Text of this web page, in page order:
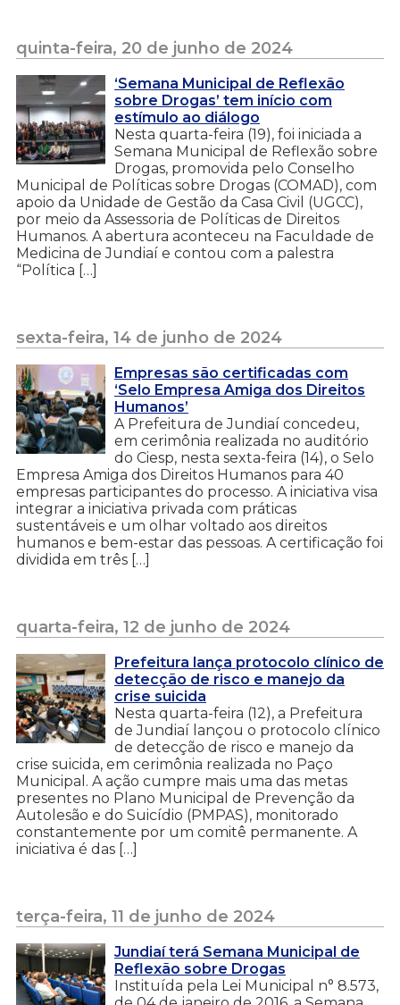
quinta-feira, 20 de junho de 2024
‘Semana Municipal de Reflexão
sobre Drogas’ tem início com
estímulo ao diálogo
Nesta quarta-feira (19), foi iniciada a
Semana Municipal de Reflexão sobre
Drogas, promovida pelo Conselho
Municipal de Políticas sobre Drogas (COMAD), com
apoio da Unidade de Gestão da Casa Civil (UGCC),
por meio da Assessoria de Políticas de Direitos
Humanos. A abertura aconteceu na Faculdade de
Medicina de Jundiaí e contou com a palestra
“Política […]
sexta-feira, 14 de junho de 2024
Empresas são certificadas com
‘Selo Empresa Amiga dos Direitos
Humanos’
A Prefeitura de Jundiaí concedeu,
em cerimônia realizada no auditório
do Ciesp, nesta sexta-feira (14), o Selo
Empresa Amiga dos Direitos Humanos para 40
empresas participantes do processo. A iniciativa visa
integrar a iniciativa privada com práticas
sustentáveis e um olhar voltado aos direitos
humanos e bem-estar das pessoas. A certificação foi
dividida em três […]
quarta-feira, 12 de junho de 2024
Prefeitura lança protocolo clínico de
detecção de risco e manejo da
crise suicida
Nesta quarta-feira (12), a Prefeitura
de Jundiaí lançou o protocolo clínico
de detecção de risco e manejo da
crise suicida, em cerimônia realizada no Paço
Municipal. A ação cumpre mais uma das metas
presentes no Plano Municipal de Prevenção da
Autolesão e do Suicídio (PMPAS), monitorado
constantemente por um comitê permanente. A
iniciativa é das […]
terça-feira, 11 de junho de 2024
Jundiaí terá Semana Municipal de
Reflexão sobre Drogas
Instituída pela Lei Municipal n° 8.573,